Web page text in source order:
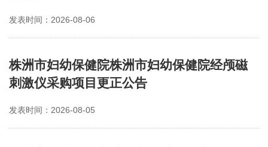
发表时间：2026-08-06
株洲市妇幼保健院株洲市妇幼保健院经颅磁
刺激仪采购项目更正公告
发表时间：2026-08-05